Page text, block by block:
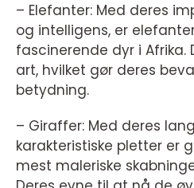
– Elefanter: Med deres
og intelligens, er
fascinerende dyr i Afrika.
art, hvilket gør deres
betydning.
– Giraffer: Med deres
karakteristiske pletter er
mest maleriske